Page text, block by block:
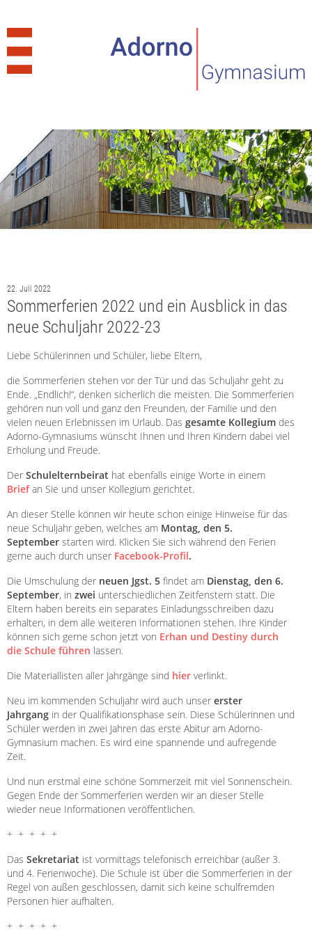
22. Juli 2022
Sommerferien 2022 und ein Ausblick in das
neue Schuljahr 2022-23
Liebe Schülerinnen und Schüler, liebe Eltern,
die Sommerferien stehen vor der Tür und das Schuljahr geht zu
Ende. „Endlich!“, denken sicherlich die meisten. Die Sommerferien
gehören nun voll und ganz den Freunden, der Familie und den
vielen neuen Erlebnissen im Urlaub. Das gesamte Kollegium des
Adorno-Gymnasiums wünscht Ihnen und Ihren Kindern dabei viel
Erholung und Freude.
Der Schulelternbeirat hat ebenfalls einige Worte in einem
Briefan Sie und unser Kollegium gerichtet.
An dieser Stelle können wir heute schon einige Hinweise für das
neue Schuljahr geben, welches am Montag, den 5.
September starten wird. Klicken Sie sich während den Ferien
gerne auch durch unser Facebook-Profil.
Die Umschulung der neuen Jgst. 5 findet am Dienstag, den 6.
September, in zwei unterschiedlichen Zeitfenstern statt. Die
Eltern haben bereits ein separates Einladungsschreiben dazu
erhalten, in dem alle weiteren Informationen stehen. Ihre Kinder
können sich gerne schon jetzt von Erhan und Destiny durch
die Schule führen lassen.
Die Materiallisten aller Jahrgänge sind hier verlinkt.
Neu im kommenden Schuljahr wird auch unser erster
Jahrgang in der Qualifikationsphase sein. Diese Schülerinnen und
Schüler werden in zwei Jahren das erste Abitur am Adorno-
Gymnasium machen. Es wird eine spannende und aufregende
Zeit.
Und nun erstmal eine schöne Sommerzeit mit viel Sonnenschein.
Gegen Ende der Sommerferien werden wir an dieser Stelle
wieder neue Informationen veröffentlichen.
+ + + + +
Das Sekretariat ist vormittags telefonisch erreichbar (außer 3.
und 4. Ferienwoche). Die Schule ist über die Sommerferien in der
Regel von außen geschlossen, damit sich keine schulfremden
Personen hier aufhalten.
+ + + + +